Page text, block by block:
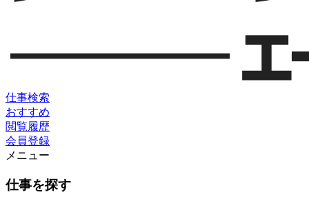
仕事検索
おすすめ
閲覧履歴
会員登録
メニュー
仕事を探す